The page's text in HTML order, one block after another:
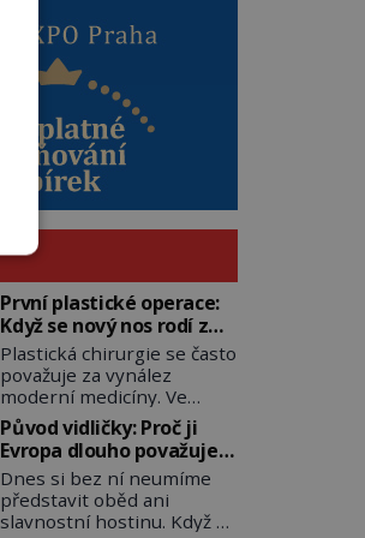
První plastické operace:
Když se nový nos rodí z
kůže na tváři
Plastická chirurgie se často
považuje za vynález
moderní medicíny. Ve
skutečnosti jsou její
kořeny staré více než dva a
půl tisíce let. V dobách, kdy
ještě neexistují antibiotika
ani anestezie, se odvážní
lékaři pokoušejí vracet
Původ vidličky: Proč ji
Evropa dlouho považuje
za nástroj samotného
satana?
Dnes si bez ní neumíme
představit oběd ani
slavnostní hostinu. Když se